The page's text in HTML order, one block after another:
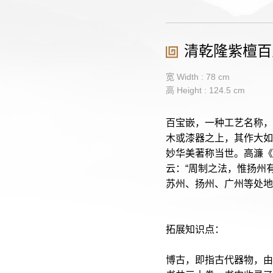
清乾隆紫檀
宽 Width : 78 cm
高 Height : 124.5 cm
百宝嵌，一种工艺名称
木或漆器之上，其作大
妙华美著称当世。高濂
云：“周制之法，惟扬州
苏州、扬州、广州等处
拓展知识点：
博古，即指古代器物，